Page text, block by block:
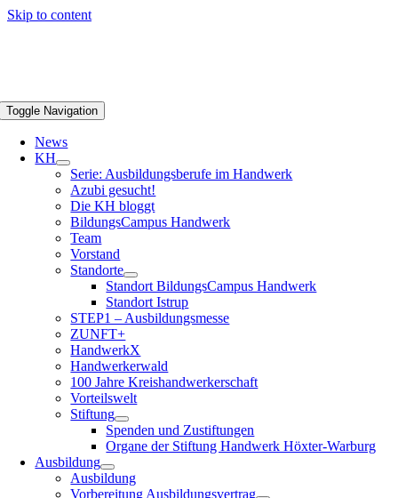
Skip to content
Toggle Navigation
News
KH
Serie: Ausbildungsberufe im Handwerk
Azubi gesucht!
Die KH bloggt
BildungsCampus Handwerk
Team
Vorstand
Standorte
Standort BildungsCampus Handwerk
Standort Istrup
STEP1 – Ausbildungsmesse
ZUNFT+
HandwerkX
Handwerkerwald
100 Jahre Kreishandwerkerschaft
Vorteilswelt
Stiftung
Spenden und Zustiftungen
Organe der Stiftung Handwerk Höxter-Warburg
Ausbildung
Ausbildung
Vorbereitung Ausbildungsvertrag